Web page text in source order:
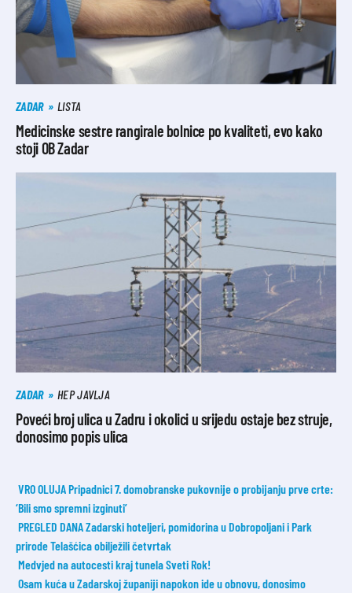
ZADAR LISTA
Medicinske sestre rangirale bolnice po kvaliteti, evo kako
stoji OB Zadar
ZADAR HEP JAVLJA
Poveći broj ulica u Zadru i okolici u srijedu ostaje bez struje,
donosimo popis ulica
VRO OLUJA Pripadnici 7. domobranske pukovnije o probijanju prve crte:
‘Bili smo spremni izginuti’
PREGLED DANA Zadarski hoteljeri, pomidorina u Dobropoljani i Park
prirode Telašćica obilježili četvrtak
Medvjed na autocesti kraj tunela Sveti Rok!
Osam kuća u Zadarskoj županiji napokon ide u obnovu, donosimo